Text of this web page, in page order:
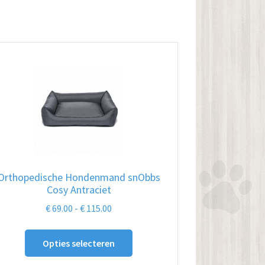
Hondenmand snObbs
Cosy Antraciet
€69.00 - € 115.00
€ 115.00
Opties selecteren
Dit